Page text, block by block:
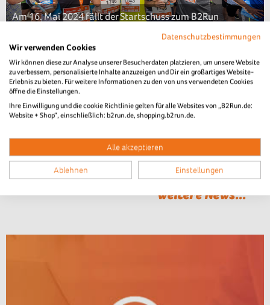
Am 16. Mai 2024 fällt der Startschuss zum B2Run
Kaiserslautern / News
Über 6.000 begeisterte
Teilnehmer/-innen beim B2Run
Kaiserslautern
285 Unternehmen beim größten Laufevent in der Pfalz
weitere News...
Datenschutzbestimmungen
Wir verwenden Cookies
Wir können diese zur Analyse unserer Besucherdaten platzieren, um unsere Website
zu verbessern, personalisierte Inhalte anzuzeigen und Dir ein großartiges Website-
Erlebnis zu bieten. Für weitere Informationen zu den von uns verwendeten Cookies
öffne die Einstellungen.
Ihre Einwilligung und die cookie Richtlinie gelten für alle Websites von „B2Run.de:
Website + Shop“, einschließlich: b2run.de, shopping.b2run.de.
Alle akzeptieren
Ablehnen Einstellungen